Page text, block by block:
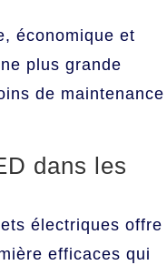
économique et
plus grande
de maintenance
dans les
électriques offre
efficaces qui